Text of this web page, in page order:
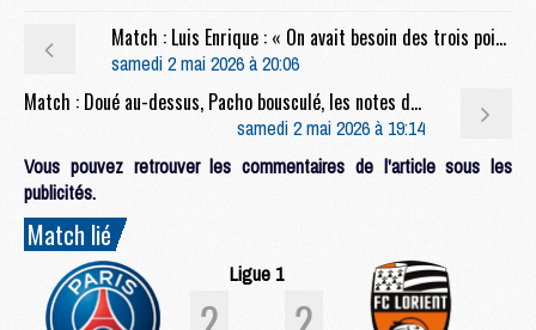
Match : Luis Enrique : « On avait besoin des trois points »
samedi 2 mai 2026 à 20:06
Match : Doué au-dessus, Pacho bousculé, les notes de PSG/Lorient (2-2)
samedi 2 mai 2026 à 19:14
Vous pouvez retrouver les commentaires de l'article sous les
publicités.
Match lié
Ligue 1